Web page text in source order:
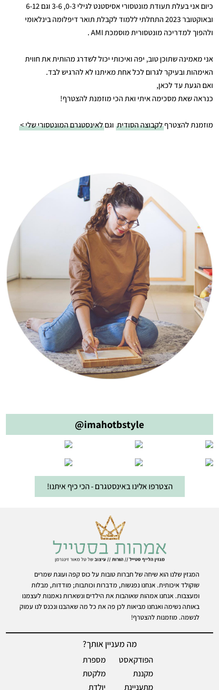
כיום אני בעלת תעודת מונטסורי אסיסטנט לגילי 0-3, 3-6 וגם 6-12
ובאוקטובר 2023 התחלתי ללמוד לקבלת תואר דיפלומה בינלאומי
ולהפוך למדריכה מונטסורית מוסמכת AMI .
אני מאמינה שתוכן טוב, יפה ואיכותי יכול לשדרג מהותית את חווית
האימהות ובעיקר לגרום לכל אחת מאיתנו לא להרגיש לבד.
ואם הגעת עד לכאן,
כנראה שאת מסכימה איתי ואת הכי מוזמנת להצטרף!
מוזמנת להצטרףלקבוצה הסודיתוגםלאינסטגרם המונטסורי שלי >
@imahotbstyle
הצטרפו אלינו באינסטגרם - הכי כיף איתנו!
המגזין שלנו הוא שיחה של חברות טובות על כוס קפה ועוגת שמרים
שוקולד איכותית. אנחנו נפגשות, מדברות וכותבות; מודדות, מבלות
ומעצבות. אנחנו אמהות שאוהבות את הילדים ונשארות נאמנות לעצמנו
באותה נשימה ואנחנו מביאות לכן פה את כל מה שאהבנו ונכנס לנו עמוק
לנשמה. מוזמנות להצטרף!
מה מעניין אותך?
הפודקאסט
מקננת
מתעניינת
מספרת
מלקטת
יולדת